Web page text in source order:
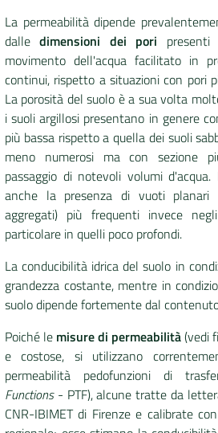
La permeabilità dipende
dalledimensioni dei pori
movimento dell'acqua facilitato in
continui, rispetto a situazioni con pori
La porosità del suolo è a sua volta
i suoli argillosi presentano in genere
più bassa rispetto a quella dei suoli
meno numerosi ma con sezione
passaggio di notevoli volumi
anche la presenza di vuoti
aggregati) più frequenti invece
particolare in quelli poco profondi.
La conducibilità idrica del suolo in
grandezza costante, mentre in
suolo dipende fortemente dal
Poiché le misure di permeabilità(vedi
e costose, si utilizzano
permeabilità pedofunzioni di
Functions- PTF), alcune tratte da
CNR-IBIMET di Firenze e calibrate